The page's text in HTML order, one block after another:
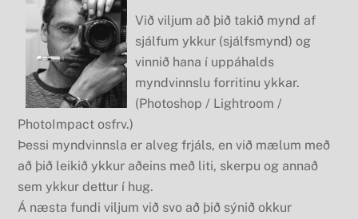
Við viljum að þið takið mynd af
sjálfum ykkur (sjálfsmynd) og
vinnið hana í uppáhalds
myndvinnslu forritinu ykkar.
(Photoshop / Lightroom /
PhotoImpact osfrv.)
Þessi myndvinnsla er alveg frjáls, en við mælum með
að þið leikið ykkur aðeins með liti, skerpu og annað
sem ykkur dettur í hug.
Á næsta fundi viljum við svo að þið sýnið okkur